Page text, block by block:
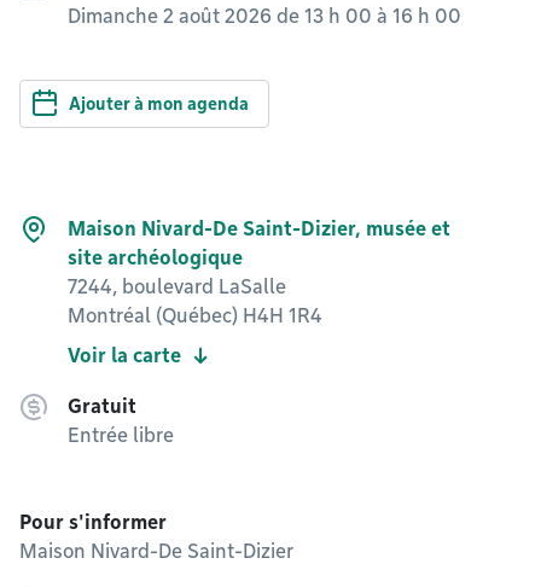
Dimanche 2 août 2026 de 13 h 00 à 16 h 00
Ajouter à mon agenda
Maison Nivard-De Saint-Dizier, musée et
site archéologique
7244, boulevard LaSalle
Montréal (Québec) H4H 1R4
Voir la carte
Gratuit
Entrée libre
Pour s'informer
Maison Nivard-De Saint-Dizier